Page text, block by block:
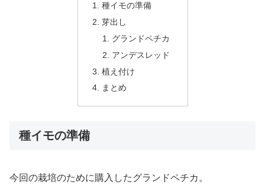
種イモの準備
芽出し
グランドペチカ
アンデスレッド
植え付け
まとめ
種イモの準備
今回の栽培のために購入したグランドペチカ。